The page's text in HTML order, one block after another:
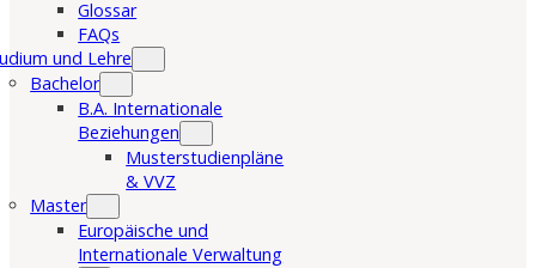
Glossar
FAQs
und Lehre
Bachelor
B.A. Internationale
Beziehungen
Musterstudienpläne
& VVZ
Master
Europäische und
Internationale Verwaltung